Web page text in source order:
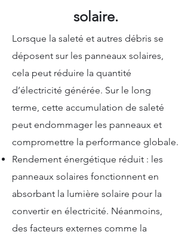
solaire.
Lorsque la saleté et autres débris se
déposent sur les panneaux solaires,
cela peut réduire la quantité
d’électricité générée. Sur le long
terme, cette accumulation de saleté
peut endommager les panneaux et
compromettre la performance globale.
Rendement énergétique réduit : les
panneaux solaires fonctionnent en
absorbant la lumière solaire pour la
convertir en électricité. Néanmoins,
des facteurs externes comme la